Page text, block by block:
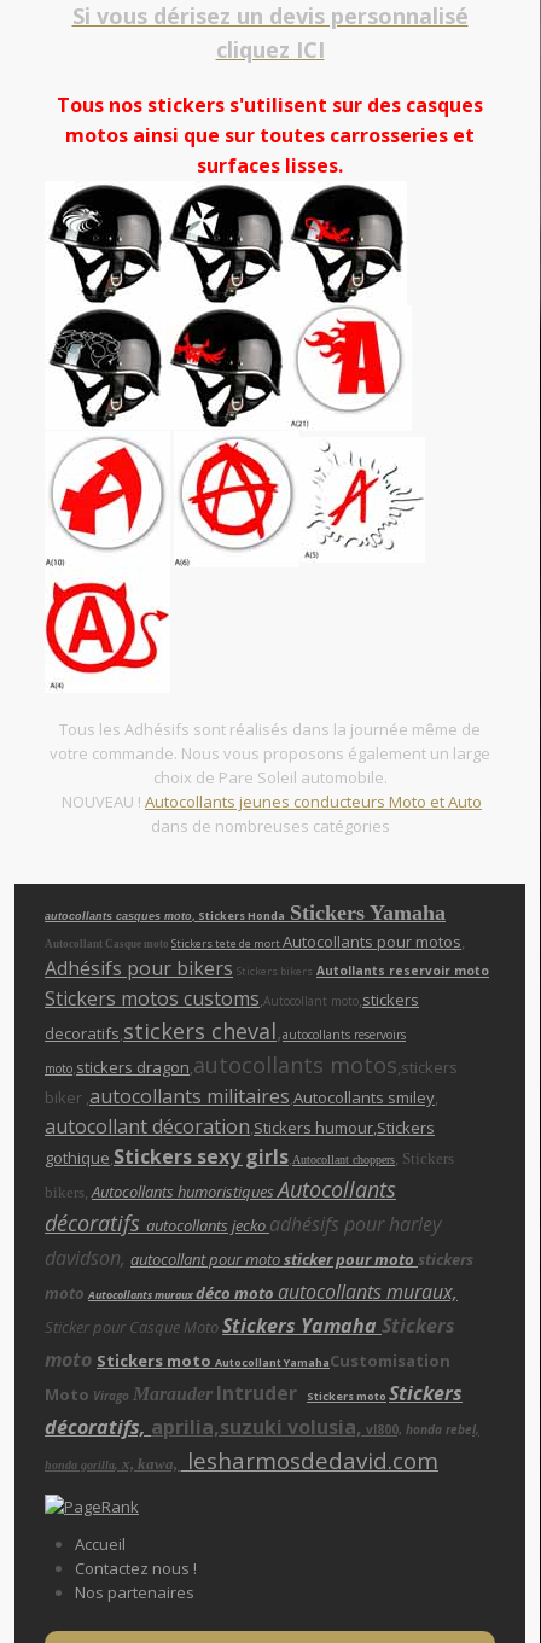
Si vous dérisez un devis personnalisé
cliquez ICI
Tous nos stickers s'utilisent sur des casques
motos ainsi que sur toutes carrosseries et
surfaces lisses.
Tous les Adhésifs sont réalisés dans la journée même de
votre commande. Nous vous proposons également un large
choix de Pare Soleil automobile.
NOUVEAU ! Autocollants jeunes conducteurs Moto et Auto
dans de nombreuses catégories
autocollants casques moto, Stickers Honda Stickers Yamaha
Autocollant Casque moto Stickers tete de mortAutocollants pour motos,
Adhésifs pour bikers Stickers bikers Autollants reservoir moto
Stickers motos customs,Autocollant moto,stickers
decoratifs,stickers cheval,autocollants reservoirs
moto,stickers dragon,autocollants motos,stickers
biker ,autocollants militaires,Autocollants smiley,
autocollant décoration,Stickers humour,Stickers
gothique,Stickers sexy girls,Autocollant choppers, Stickers
bikers,Autocollants humoristiquesAutocollants
décoratifs autocollants jecko adhésifs pour harley
davidson, autocollant pour motosticker pour moto stickers
motoAutocollants murauxdéco moto autocollants muraux,
Sticker pour Casque MotoStickers Yamaha Stickers
moto Stickers moto Autocollant YamahaCustomisation
Moto Virago Marauder Intruder Stickers moto Stickers
décoratifs, aprilia,suzuki volusia, vl800, honda rebel,
honda gorilla, x, kawa, lesharmosdedavid.com
Accueil
Contactez nous !
Nos partenaires